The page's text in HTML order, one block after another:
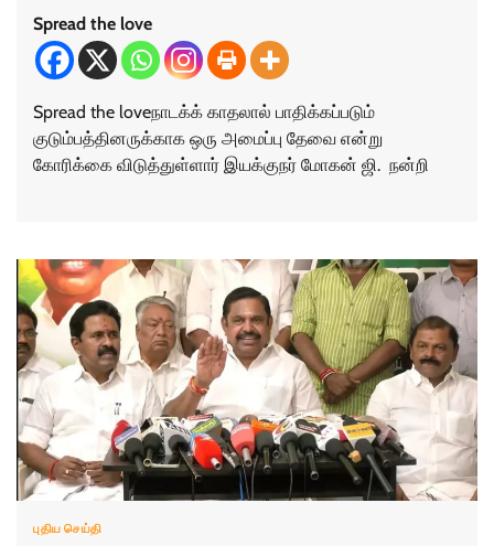
Spread the love
Spread the loveநாடக்க் காதலால் பாதிக்கப்படும்
குடும்பத்தினருக்காக ஒரு அமைப்பு தேவை என்று
கோரிக்கை விடுத்துள்ளார் இயக்குநர் மோகன் ஜி. நன்றி
புதிய செய்தி